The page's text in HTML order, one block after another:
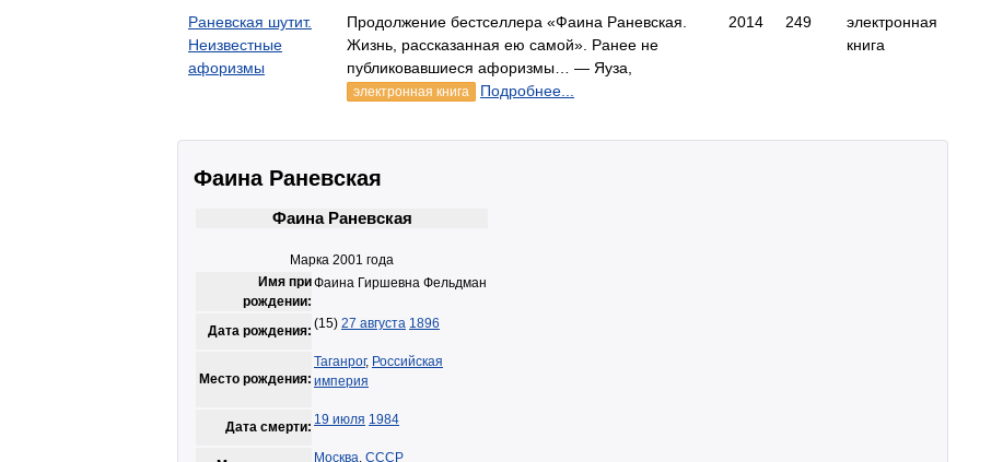
Раневская шутит.
Неизвестные
афоризмы
Продолжение бестселлера «Фаина Раневская.
Жизнь, рассказанная ею самой». Ранее не
публиковавшиеся афоризмы… — Яуза,
электронная книга Подробнее...
2014 249
электронная
книга
Фаина Раневская
Фаина Раневская
Марка 2001 года
Имя при
рождении:
Фаина Гиршевна Фельдман
Дата рождения: (15) 27 августа 1896
Место рождения:
Таганрог, Российская
империя
Дата смерти: 19 июля 1984
Москва, СССР